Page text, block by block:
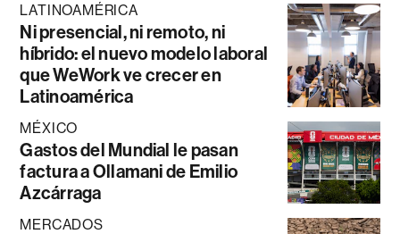
LATINOAMÉRICA
Ni presencial, ni remoto, ni
híbrido: el nuevo modelo laboral
que WeWork ve crecer en
Latinoamérica
MÉXICO
Gastos del Mundial le pasan
factura a Ollamani de Emilio
Azcárraga
MERCADOS